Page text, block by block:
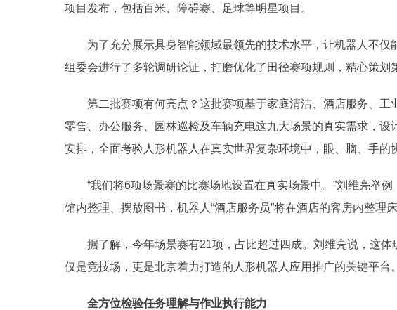
项目发布，包括百米、障碍赛、足球等明星项目。
为了充分展示具身智能领域最领先的技术水平，让机器人不仅
组委会进行了多轮调研论证，打磨优化了田径赛项规则，精心策划
第二批赛项有何亮点？这批赛项基于家庭清洁、酒店服务、工
零售、办公服务、园林巡检及车辆充电这九大场景的真实需求，设
安排，全面考验人形机器人在真实世界复杂环境中，眼、脑、手的
“我们将6项场景赛的比赛场地设置在真实场景中。”刘维亮举例
馆内整理、摆放图书，机器人“酒店服务员”将在酒店的客房内整理
据了解，今年场景赛有21项，占比超过四成。刘维亮说，这
仅是竞技场，更是北京着力打造的人形机器人应用推广的关键平台。
全方位检验任务理解与作业执行能力